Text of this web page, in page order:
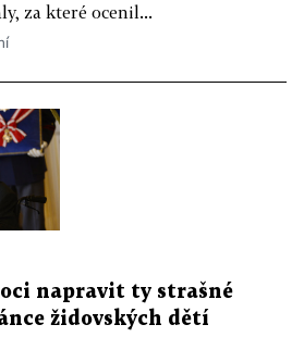
za které ocenil...
napravit ty strašné
židovských dětí